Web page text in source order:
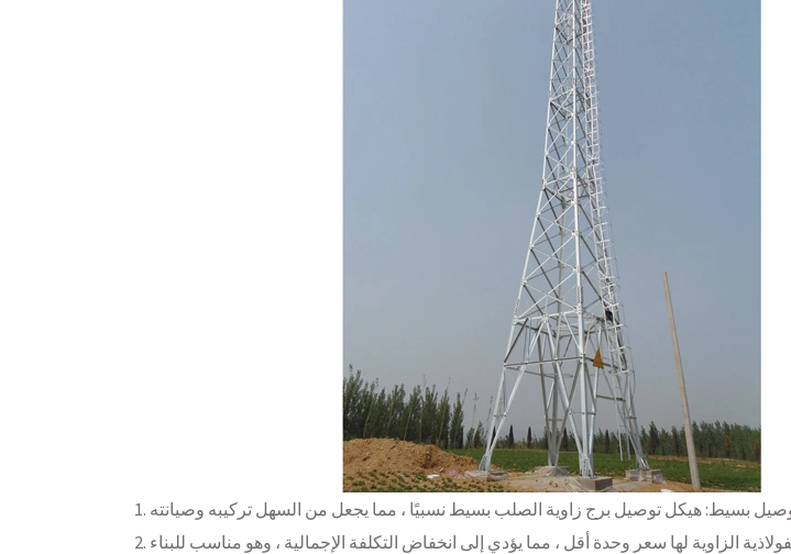
2. اقتصادية وعملية: المواد الفولاذية الزاوية لها سعر وحدة أقل ، مما يؤدي إلى انخفاض التكلفة الإجمالية ، وهو مناسب للبناء